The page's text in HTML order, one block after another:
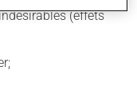
(effets